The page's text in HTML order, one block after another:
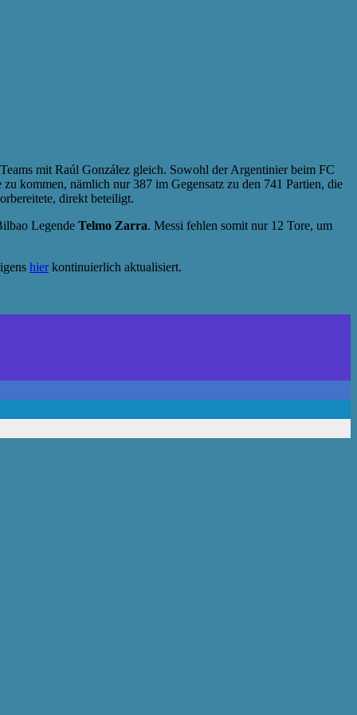
mit Raúl González gleich. Sowohl der Argentinier beim FC
kommen, nämlich nur 387 im Gegensatz zu den 741 Partien, die
direkt beteiligt.
Legende Telmo Zarra. Messi fehlen somit nur 12 Tore, um
hierkontinuierlich aktualisiert.